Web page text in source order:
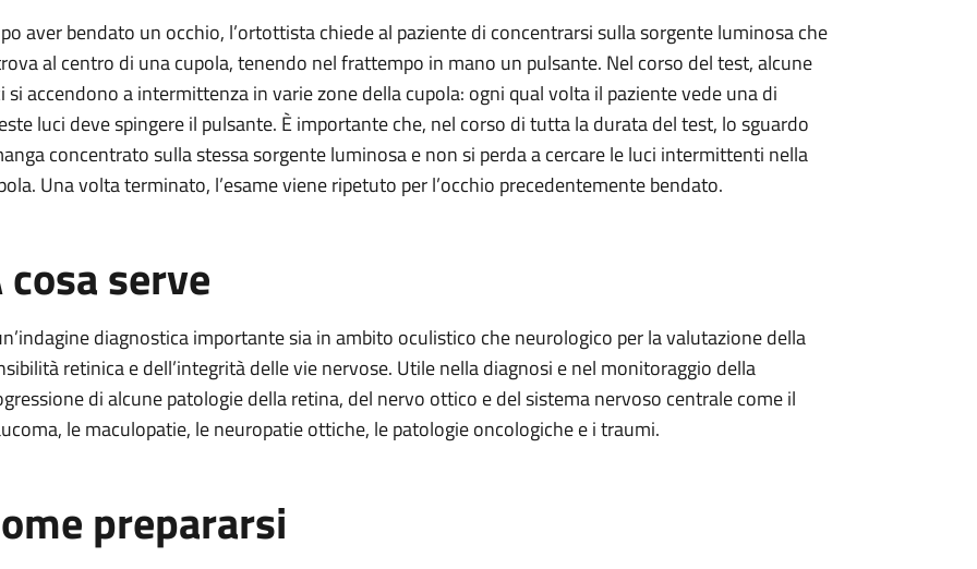
aver bendato un occhio, l’ortottista chiede al paziente di concentrarsi sulla sorgente luminosa che
al centro di una cupola, tenendo nel frattempo in mano un pulsante. Nel corso del test, alcune
si accendono a intermittenza in varie zone della cupola: ogni qual volta il paziente vede una di
luci deve spingere il pulsante. È importante che, nel corso di tutta la durata del test, lo sguardo
concentrato sulla stessa sorgente luminosa e non si perda a cercare le luci intermittenti nella
Una volta terminato, l’esame viene ripetuto per l’occhio precedentemente bendato.
cosa serve
diagnostica importante sia in ambito oculistico che neurologico per la valutazione della
retinica e dell’integrità delle vie nervose. Utile nella diagnosi e nel monitoraggio della
di alcune patologie della retina, del nervo ottico e del sistema nervoso centrale come il
le maculopatie, le neuropatie ottiche, le patologie oncologiche e i traumi.
prepararsi